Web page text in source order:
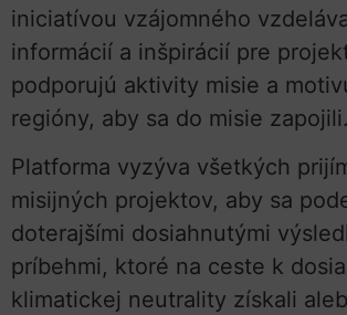
iniciatívou vzájomného
informácií a inšpirácií pre
podporujú aktivity misie a
regióny, aby sa do misie zapojili.
Platforma vyzýva všetkých
misijných projektov, aby sa
doterajšími dosiahnutými
príbehmi, ktoré na ceste k
klimatickej neutrality získali